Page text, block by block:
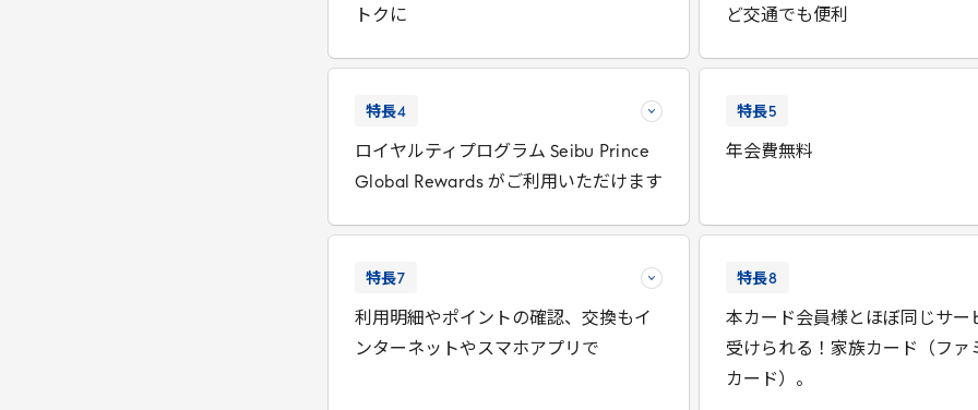
トクに
ど交通でも便利
特長4
ロイヤルティプログラム Seibu Prince
Global Rewards がご利用いただけます
特長5
年会費無料
特長7
利用明細やポイントの確認、交換もイ
ンターネットやスマホアプリで
特長8
本カード会員様とほぼ同じサー
受けられる！家族カード（ファ
カード）。